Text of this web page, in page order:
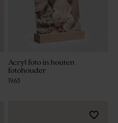
Acryl foto in houten
fotohouder
19,63